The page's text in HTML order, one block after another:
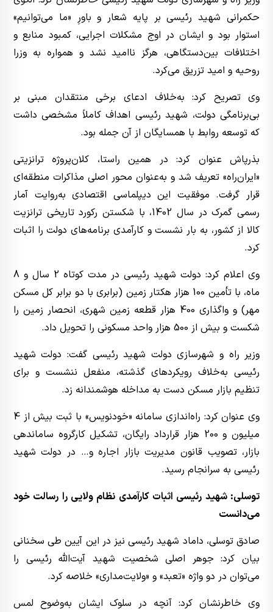
حکمرانی شهید رئیسی بر پایه شعار و باورِ «ما می‌توانیم»
استوار بود و ایشان در اوج مشکلات اجرایی، کمبود منابع و
اختلافات بین‌دستگاهی، هرگز ناامید نشد و همواره به وزرا
روحیه و امید تزریق می‌کرد.
وی تصریح کرد: به‌خلاف ادعای برخی منتقدان مبنی بر
بی‌برنامگی دولت، شهید رئیسی اهداف کاملاً مشخصی داشت
که توسعه روابط با همسایگان از آن جمله بود.
بذرپاش عنوان کرد: در همین راستا، کلان‌پروژه ترانزیتی
«ایران‌راه» تعریف شد و به‌عنوان محور اصلی مذاکرات منطقه‌ای
قرار گرفت. موفقیت این دیپلماسی اقتصادی به‌روایت آمار
رسمی گمرک در سال 1402، با شکستن رکورد تاریخی ترانزیت
کالا از کشور، به بار نشست و کارآمدی برنامه‌های دولت را اثبات
کرد.
وی اعلام کرد: دولت شهید رئیسی در مدت کوتاه 2 سال و 8
ماه، با تأمین 100 هزار هکتار زمین (برابری با دو برابر کل مسکن
مهر) و واگذاری 400 هزار قطعه زمین شهری، انحصار زمین را
شکست و بیش از 500 هزار واحد مسکونی را تحویل داد.
وزیر راه و شهرسازی دولت شهید رئیسی گفت: دولت شهید
رئیسی به‌خلاف رویکردهای گذشته، منفعل ننشست و برای
تنظیم بازار مسکن دست به مداخله هوشمندانه زد.
وی عنوان کرد: راه‌اندازی سامانه «خودنویس» با ثبت بیش از 4
میلیون و 200 هزار قرارداد رایگان، تشکیل کارگروه ساماندهی
بازار، تصویب قانون مدیریت بازار اجاره و… در دولت شهید
رئیسی به سرانجام رسید.
توسلی: شهید رئیسی اثبات کارآمدی نظام ولایی را رسالت خود
می‌دانست
صادق توسلی، داماد شهید رئیسی نیز در این آیین طی سخنانی
بیان کرد: جوهر اصلی شخصیت شهید آیت‌الله رئیسی را
می‌توان در دو واژه «تعبد» و «ولایت‌مداری» خلاصه کرد.
وی خاطرنشان کرد: آنچه در سلوک ایشان به‌وضوح لمس